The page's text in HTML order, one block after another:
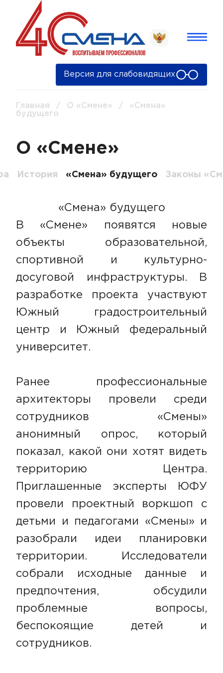
Версия для слабовидящих
Главная / О «Смене» /
«Смена»
будущего
О «Смене»
История «Смена» будущего Законы
«Смена» будущего
В «Смене» появятся новые
объекты образовательной,
спортивной и культурно-
досуговой инфраструктуры. В
разработке проекта участвуют
Южный градостроительный
центр и Южный федеральный
университет.
Ранее профессиональные
архитекторы провели среди
сотрудников «Смены»
анонимный опрос, который
показал, какой они хотят видеть
территорию Центра.
Приглашенные эксперты ЮФУ
провели проектный воркшоп с
детьми и педагогами «Смены» и
разобрали идеи планировки
территории. Исследователи
собрали исходные данные и
предпочтения, обсудили
проблемные вопросы,
беспокоящие детей и
сотрудников.